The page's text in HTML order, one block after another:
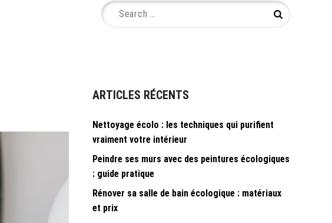
Search
for:
Search
ARTICLES RÉCENTS
Nettoyage écolo : les techniques qui purifient
vraiment votre intérieur
Peindre ses murs avec des peintures écologiques
: guide pratique
Rénover sa salle de bain écologique : matériaux
et prix